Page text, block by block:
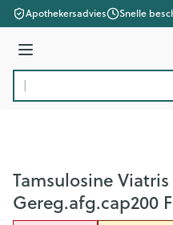
Ga naar de inhoud
Apothekersadvies Snelle
Menu
Product, merk, categorie...
Tamsulosine
Gereg.afg.cap200